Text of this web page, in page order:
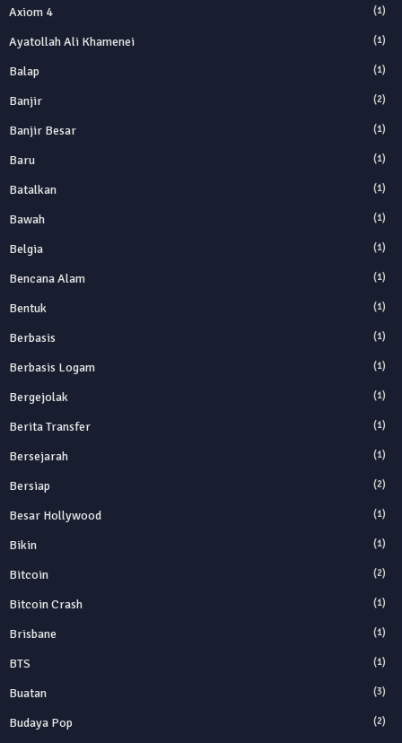
Axiom 4 (1)
Ayatollah Ali Khamenei (1)
Balap (1)
Banjir (2)
Banjir Besar (1)
Baru (1)
Batalkan (1)
Bawah (1)
Belgia (1)
Bencana Alam (1)
Bentuk (1)
Berbasis (1)
Berbasis Logam (1)
Bergejolak (1)
Berita Transfer (1)
Bersejarah (1)
Bersiap (2)
Besar Hollywood (1)
Bikin (1)
Bitcoin (2)
Bitcoin Crash (1)
Brisbane (1)
BTS (1)
Buatan (3)
Budaya Pop (2)